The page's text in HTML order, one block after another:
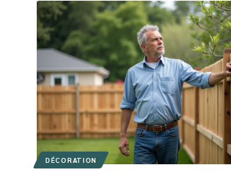
DÉCORATION